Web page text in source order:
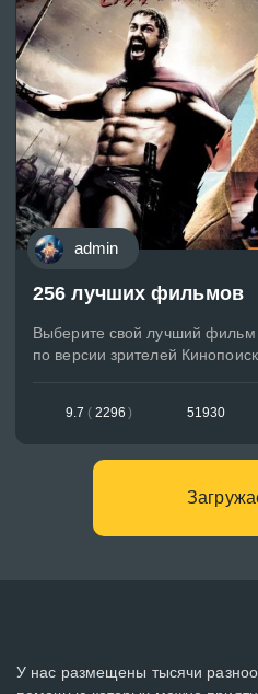
admin
256 лучших фильмов
Выберите свой лучший
по версии зрителей
9.7 ( 2296 ) 51930
У нас размещены тысячи